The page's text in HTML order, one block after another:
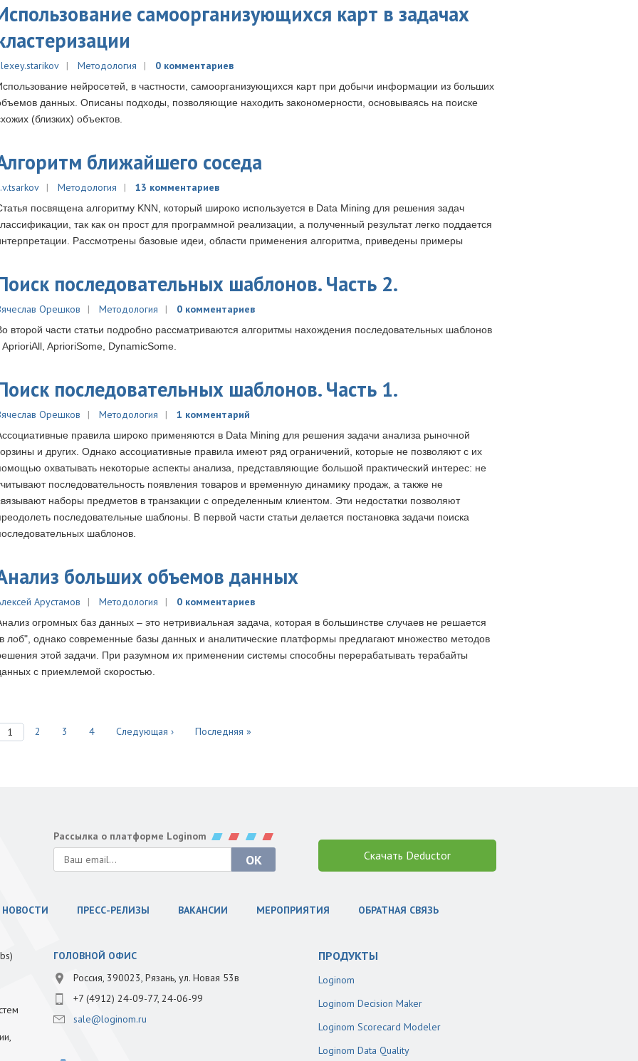
самоорганизующихся карт в задачах
Методология 0 комментариев
нейросетей, в частности, самоорганизующихся карт при добычи информации из больших
данных. Описаны подходы, позволяющие находить закономерности, основываясь на поиске
(близких) объектов.
ближайшего соседа
Методология 13 комментариев
посвящена алгоритму KNN, который широко используется в Data Mining для решения задач
так как он прост для программной реализации, а полученный результат легко поддается
Рассмотрены базовые идеи, области применения алгоритма, приведены примеры
последовательных шаблонов. Часть 2.
Орешков Методология 0 комментариев
второй части статьи подробно рассматриваются алгоритмы нахождения последовательных шаблонов
AprioriAll, AprioriSome, DynamicSome.
последовательных шаблонов. Часть 1.
Орешков Методология 1 комментарий
правила широко применяются в Data Mining для решения задачи анализа рыночной
и других. Однако ассоциативные правила имеют ряд ограничений, которые не позволяют с их
охватывать некоторые аспекты анализа, представляющие большой практический интерес: не
последовательность появления товаров и временную динамику продаж, а также не
наборы предметов в транзакции с определенным клиентом. Эти недостатки позволяют
последовательные шаблоны. В первой части статьи делается постановка задачи поиска
шаблонов.
больших объемов данных
Арустамов Методология 0 комментариев
огромных баз данных – это нетривиальная задача, которая в большинстве случаев не решается
лоб", однако современные базы данных и аналитические платформы предлагают множество методов
этой задачи. При разумном их применении системы способны перерабатывать терабайты
с приемлемой скоростью.
1 2 3 4 Следующая › Последняя »
Рассылка о платформе Loginom
Скачать Deductor
НОВОСТИ ПРЕСС-РЕЛИЗЫ ВАКАНСИИ МЕРОПРИЯТИЯ ОБРАТНАЯ СВЯЗЬ
ГОЛОВНОЙ ОФИС
Россия, 390023, Рязань, ул. Новая 53в
+7 (4912) 24-09-77, 24-06-99
sale@loginom.ru
ПРОДУКТЫ
Loginom
Loginom Decision Maker
Loginom Scorecard Modeler
Loginom Data Quality